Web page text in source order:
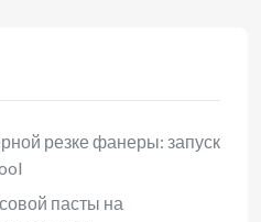
резке фанеры: запуск
пасты на